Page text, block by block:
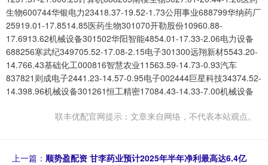
生物600744华银电力23418.37-19.52-1.73公用事业688799华纳药厂
25919.01-17.8514.85医药生物301070开勒股份10960.88-
17.6913.62机械设备301502华阳智能4854.01-17.33-2.06电力设备
688256寒武纪349705.52-17.08-2.15电子301300远翔新材5543.20-
14.766.43基础化工000816智慧农业11563.59-14.73-0.93汽车
837821则成电子2441.23-14.57-0.95电子002444巨星科技34374.52-
14.398.96机械设备301261恒工精密17084.43-14.33-7.00机械设备
联丰优配官网提示：文章来自网络，不代表本站观点。
上一篇： 顺势盈配资 甘李药业预计2025年半年净利最高达6.4亿